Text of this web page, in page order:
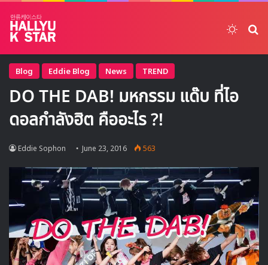
Blog Eddie Blog News TREND
DO THE DAB! มหกรรม แด๊บ ที่ไอ
ดอลกำลังฮิต คืออะไร ?!
Eddie Sophon June 23, 2016 563